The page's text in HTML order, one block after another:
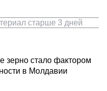
старше 3 дней
зерно стало фактором
в Молдавии